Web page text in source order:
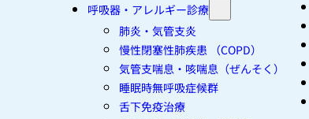
呼吸器・アレルギー診療
肺炎・気管支炎
慢性閉塞性肺疾患 （COPD）
気管支喘息・咳喘息（ぜんそく）
睡眠時無呼吸症候群
舌下免疫治療